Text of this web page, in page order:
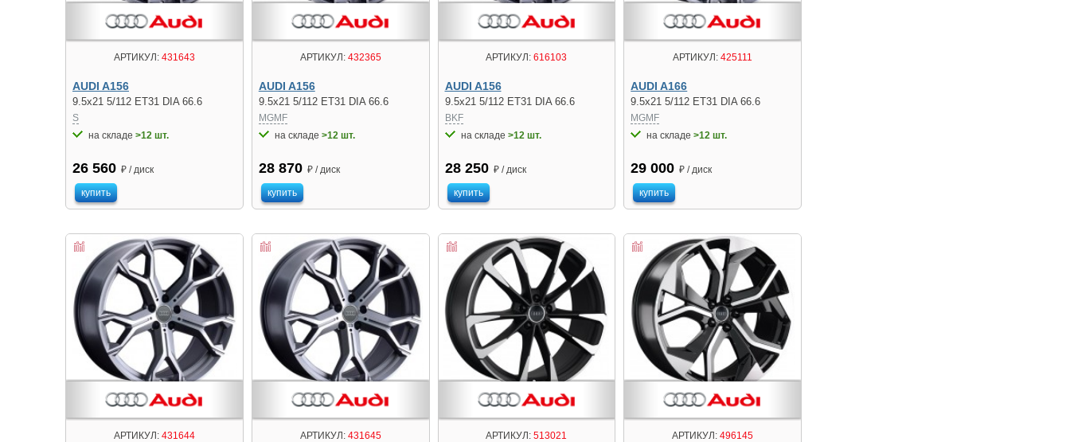
АРТИКУЛ:431643
AUDI A156
9.5x21 5/112 ET31 DIA 66.6
S
на складе >12 шт.
26 560 ₽ / диск
купить
АРТИКУЛ:432365
AUDI A156
9.5x21 5/112 ET31 DIA 66.6
MGMF
на складе >12 шт.
28 870 ₽ / диск
купить
АРТИКУЛ: 616103
AUDI A156
9.5x21 5/112 ET31 DIA 66.6
BKF
на складе >12 шт.
28 250 ₽ / диск
купить
АРТИКУЛ: 425111
AUDI A166
9.5x21 5/112 ET31 DIA 66.6
MGMF
на складе>12 шт.
29 000 ₽ / диск
купить
АРТИКУЛ:431644 АРТИКУЛ:431645 АРТИКУЛ: 513021 АРТИКУЛ: 496145